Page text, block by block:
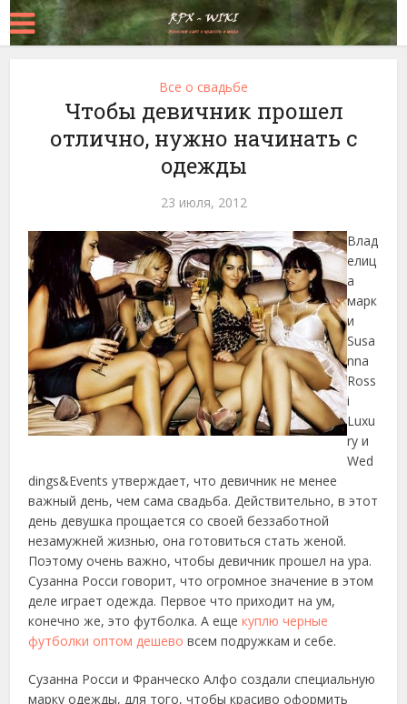
Все о свадьбе
Чтобы девичник прошел
отлично, нужно начинать с
одежды
23 июля, 2012
Влад
елиц
а
марк
и
Susa
nna
Ross
i
Luxu
ry и
Wed
dings&Events утверждает, что девичник не менее
важный день, чем сама свадьба. Действительно, в этот
день девушка прощается со своей беззаботной
незамужней жизнью, она готовиться стать женой.
Поэтому очень важно, чтобы девичник прошел на ура.
Сузанна Росси говорит, что огромное значение в этом
деле играет одежда. Первое что приходит на ум,
конечно же, это футболка. А ещекуплю черные
футболки оптом дешево всем подружкам и себе.
Сузанна Росси и Франческо Алфо создали специальную
марку одежды, для того, чтобы красиво оформить